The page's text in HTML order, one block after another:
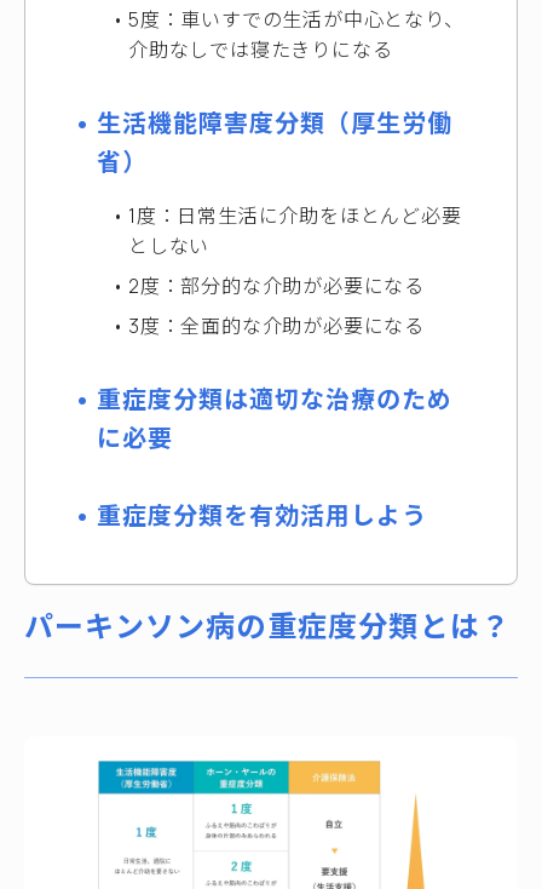
5度：車いすでの生活が中心となり、
介助なしでは寝たきりになる
生活機能障害度分類（厚生労働
省）
1度：日常生活に介助をほとんど必要
としない
2度：部分的な介助が必要になる
3度：全面的な介助が必要になる
重症度分類は適切な治療のため
に必要
重症度分類を有効活用しよう
パーキンソン病の重症度分類とは？